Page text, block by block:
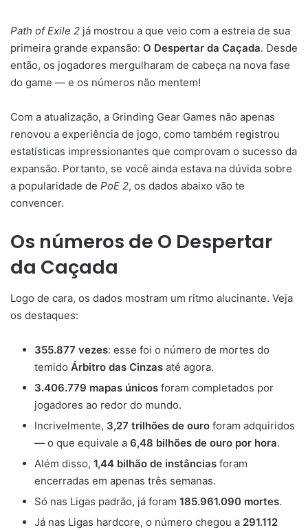
Path of Exile 2 já mostrou a que veio com a estreia de sua
primeira grande expansão: O Despertar da Caçada. Desde
então, os jogadores mergulharam de cabeça na nova fase
do game — e os números não mentem!
Com a atualização, a Grinding Gear Games não apenas
renovou a experiência de jogo, como também registrou
estatísticas impressionantes que comprovam o sucesso da
expansão. Portanto, se você ainda estava na dúvida sobre
a popularidade de PoE 2, os dados abaixo vão te
convencer.
Os números de O Despertar
da Caçada
Logo de cara, os dados mostram um ritmo alucinante. Veja
os destaques:
355.877 vezes: esse foi o número de mortes do
temido Árbitro das Cinzas até agora.
3.406.779 mapas únicos foram completados por
jogadores ao redor do mundo.
Incrivelmente, 3,27 trilhões de ouro foram adquiridos
— o que equivale a 6,48 bilhões de ouro por hora.
Além disso, 1,44 bilhão de instâncias foram
encerradas em apenas três semanas.
Só nas Ligas padrão, já foram 185.961.090 mortes.
Já nas Ligas hardcore, o número chegou a 291.112